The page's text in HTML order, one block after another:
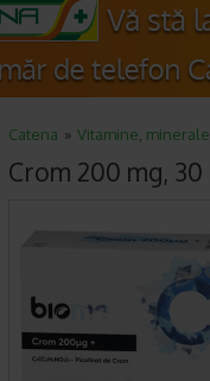
Catena Vitamine,
Crom 200 mg,